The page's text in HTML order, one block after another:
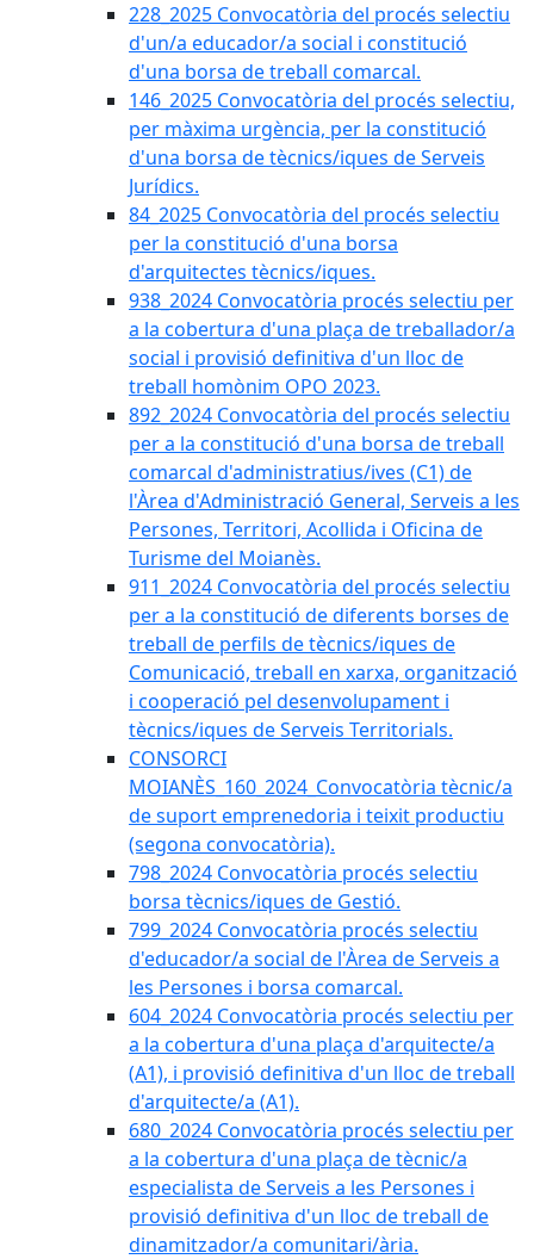
228_2025 Convocatòria del procés selectiu
d'un/a educador/a social i constitució
d'una borsa de treball comarcal.
146_2025 Convocatòria del procés selectiu,
per màxima urgència, per la constitució
d'una borsa de tècnics/iques de Serveis
Jurídics.
84_2025 Convocatòria del procés selectiu
per la constitució d'una borsa
d'arquitectes tècnics/iques.
938_2024 Convocatòria procés selectiu per
a la cobertura d'una plaça de treballador/a
social i provisió definitiva d'un lloc de
treball homònim OPO 2023.
892_2024 Convocatòria del procés selectiu
per a la constitució d'una borsa de treball
comarcal d'administratius/ives (C1) de
l'Àrea d'Administració General, Serveis a les
Persones, Territori, Acollida i Oficina de
Turisme del Moianès.
911_2024 Convocatòria del procés selectiu
per a la constitució de diferents borses de
treball de perfils de tècnics/iques de
Comunicació, treball en xarxa, organització
i cooperació pel desenvolupament i
tècnics/iques de Serveis Territorials.
CONSORCI
MOIANÈS_160_2024_Convocatòria tècnic/a
de suport emprenedoria i teixit productiu
(segona convocatòria).
798_2024 Convocatòria procés selectiu
borsa tècnics/iques de Gestió.
799_2024 Convocatòria procés selectiu
d'educador/a social de l'Àrea de Serveis a
les Persones i borsa comarcal.
604_2024 Convocatòria procés selectiu per
a la cobertura d'una plaça d'arquitecte/a
(A1), i provisió definitiva d'un lloc de treball
d'arquitecte/a (A1).
680_2024 Convocatòria procés selectiu per
a la cobertura d'una plaça de tècnic/a
especialista de Serveis a les Persones i
provisió definitiva d'un lloc de treball de
dinamitzador/a comunitari/ària.